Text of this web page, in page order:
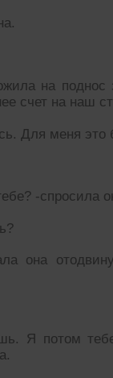
на
счет на наш
Для меня
-спросила
она
Я потом